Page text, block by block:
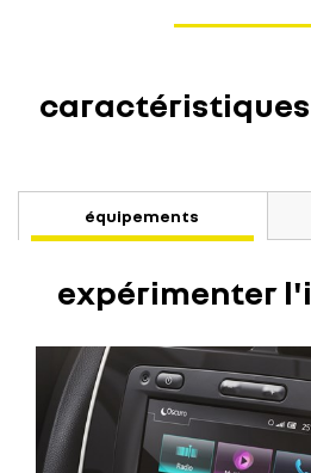
équipements
expérimenter